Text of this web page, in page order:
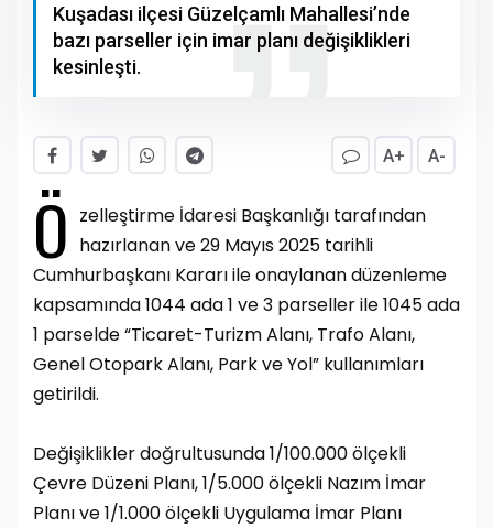
Kuşadası ilçesi Güzelçamlı Mahallesi’nde
bazı parseller için imar planı değişiklikleri
kesinleşti.
A+ A-
Ö zelleştirme İdaresi Başkanlığı tarafından
hazırlanan ve 29 Mayıs 2025 tarihli
Cumhurbaşkanı Kararı ile onaylanan düzenleme
kapsamında 1044 ada 1 ve 3 parseller ile 1045 ada
1 parselde “Ticaret-Turizm Alanı, Trafo Alanı,
Genel Otopark Alanı, Park ve Yol” kullanımları
getirildi.
Değişiklikler doğrultusunda 1/100.000 ölçekli
Çevre Düzeni Planı, 1/5.000 ölçekli Nazım İmar
Planı ve 1/1.000 ölçekli Uygulama İmar Planı